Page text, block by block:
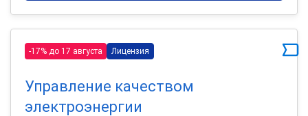
-17% до 17 августа Лицензия
Управление качеством
электроэнергии